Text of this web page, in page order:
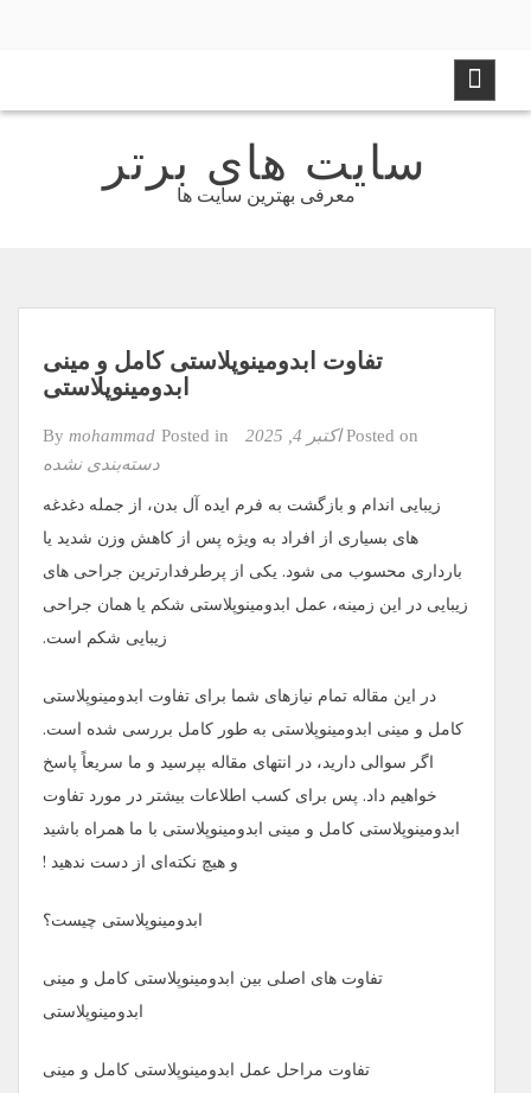
content
سایت های برتر
معرفی بهترین سایت ها
تفاوت ابدومینوپلاستی کامل و مینی
ابدومینوپلاستی
Posted on اکتبر 4, 2025 mohammad Posted in
دسته‌بندی نشده
زیبایی اندام و بازگشت به فرم ایده‌ آل بدن، از جمله دغدغه‌
های بسیاری از افراد به ویژه پس از کاهش وزن شدید یا
بارداری محسوب می ‌شود. یکی از پرطرفدارترین جراحی ‌های
زیبایی در این زمینه، عمل ابدومینوپلاستی شکم یا همان جراحی
زیبایی شکم است.
در این مقاله تمام نیازهای شما برای تفاوت ابدومینوپلاستی
کامل و مینی ابدومینوپلاستی به طور کامل بررسی شده است.
اگر سوالی دارید، در انتهای مقاله بپرسید و ما سریعاً پاسخ
خواهیم داد. پس برای کسب اطلاعات بیشتر در مورد تفاوت
ابدومینوپلاستی کامل و مینی ابدومینوپلاستی با ما همراه باشید
و هیچ نکته‌ای از دست ندهید !
ابدومینوپلاستی چیست؟
تفاوت‌ های اصلی بین ابدومینوپلاستی کامل و مینی
ابدومینوپلاستی
تفاوت مراحل عمل ابدومینوپلاستی کامل و مینی